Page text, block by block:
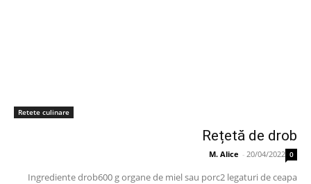
Retete culinare
Rețetă de drob
M. Alice - 20/04/2022 0
Ingrediente drob600 g organe de miel sau porc2 legaturi de ceapa